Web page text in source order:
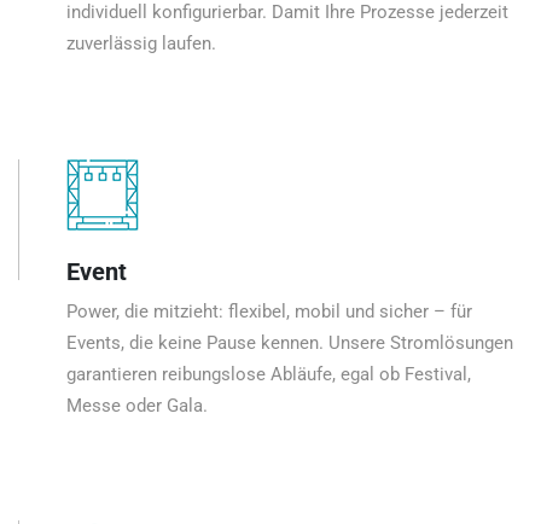
individuell konfigurierbar. Damit Ihre Prozesse jederzeit
zuverlässig laufen.
Event
Power, die mitzieht: flexibel, mobil und sicher – für
Events, die keine Pause kennen. Unsere Stromlösungen
garantieren reibungslose Abläufe, egal ob Festival,
Messe oder Gala.